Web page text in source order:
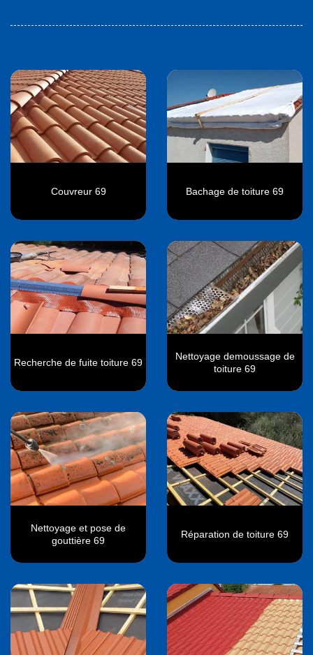
Couvreur 69 Bachage de toiture 69
Recherche de fuite toiture 69
Nettoyage demoussage de
toiture 69
Nettoyage et pose de
gouttière 69
Réparation de toiture 69